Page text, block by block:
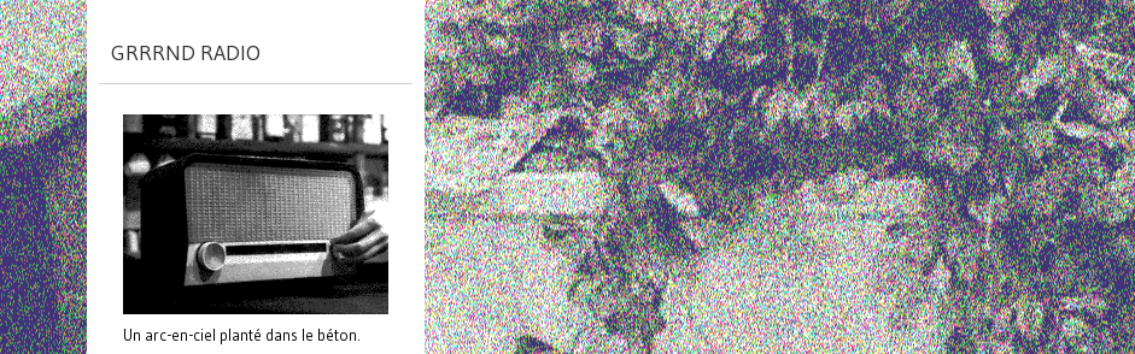
GRRRND RADIO
Un arc-en-ciel planté dans le béton.